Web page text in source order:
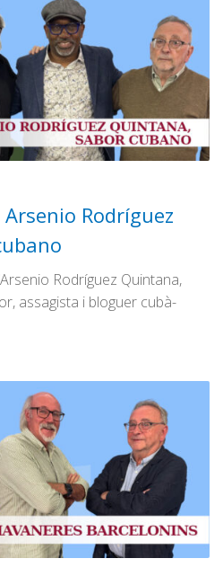
Rodríguez
Rodríguez Quintana,
assagista i bloguer cubà-